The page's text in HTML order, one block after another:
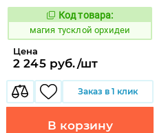
919564
Код товара:
магия тусклой орхидеи
Цена
2 245 руб./шт
Заказ в 1 клик
В корзину